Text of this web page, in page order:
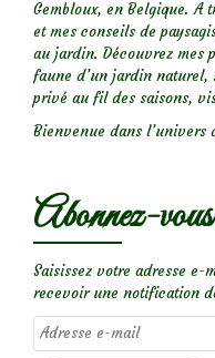
Gembloux, en Belgique. A
et mes conseils de
au jardin. Découvrez mes
faune d’un jardin naturel,
privé au fil des saisons,
Bienvenue dans l’univers
Abonnez-
Saisissez votre adresse e-
recevoir une notification
Adresse
e-